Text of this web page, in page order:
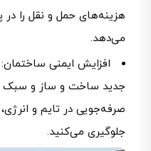
هزینه‌های حمل و نقل را
می‌دهد.
افزایش ایمنی
جدید ساخت و ساز و سبک
صرفه‌جویی در تایم و
جلوگیری می‌کنید.